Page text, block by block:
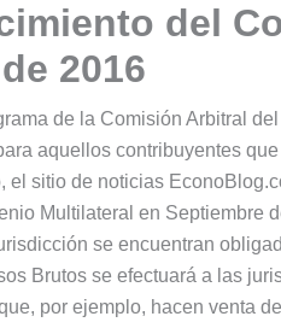
del
2016
de la Comisión Arbitral
aquellos contribuyentes
el sitio de noticias
Multilateral en Septiembre
se encuentran
Brutos se efectuará a las
por ejemplo, hacen venta